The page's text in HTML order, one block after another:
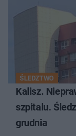
ŚLEDZTWO
Kalisz.
szpitalu.
grudnia